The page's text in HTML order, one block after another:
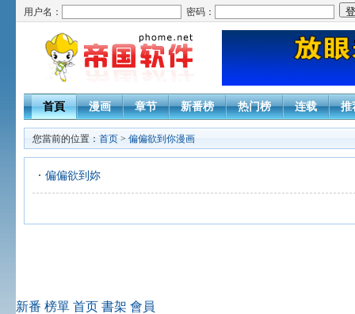
用户名： 密码：
首頁 漫画 章节 新番榜 热门榜 连载 推
您當前的位置： 首页 > 偏偏欲到你漫画
偏偏欲到妳
新番 榜單 首页 書架 會員